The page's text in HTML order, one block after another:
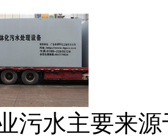
污水主要来